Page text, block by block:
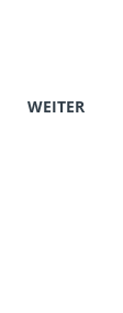
WEITER